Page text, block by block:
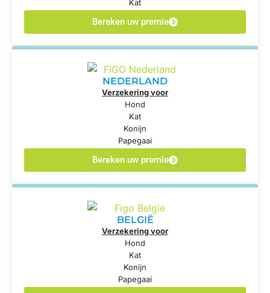
Kat
Bereken uw premie
NEDERLAND
Verzekering voor
Hond
Kat
Konijn
Papegaai
Bereken uw premie
BELGIË
Verzekering voor
Hond
Kat
Konijn
Papegaai